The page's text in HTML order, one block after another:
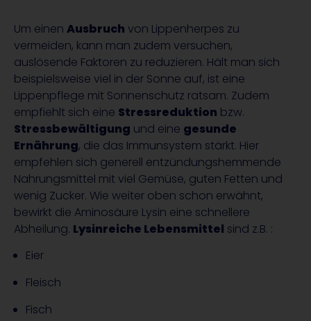
Um einen Ausbruch von Lippenherpes zu
vermeiden, kann man zudem versuchen,
auslösende Faktoren zu reduzieren. Hält man sich
beispielsweise viel in der Sonne auf, ist eine
Lippenpflege mit Sonnenschutz ratsam. Zudem
empfiehlt sich eine Stressreduktion bzw.
Stressbewältigung und eine gesunde
Ernährung, die das Immunsystem stärkt. Hier
empfehlen sich generell entzündungshemmende
Nahrungsmittel mit viel Gemüse, guten Fetten und
wenig Zucker. Wie weiter oben schon erwähnt,
bewirkt die Aminosäure Lysin eine schnellere
Abheilung. Lysinreiche Lebensmittel sind z.B. :
Eier
Fleisch
Fisch